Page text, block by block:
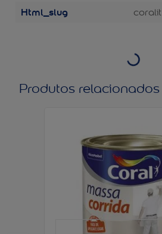
Html_slug coralit
Produtos relacionados